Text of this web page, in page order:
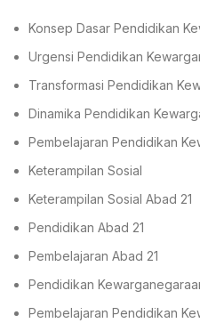
Konsep Dasar Pendidikan
Urgensi Pendidikan
Transformasi Pendidikan
Dinamika Pendidikan
Pembelajaran Pendidikan
Keterampilan Sosial
Keterampilan Sosial Abad 21
Pendidikan Abad 21
Pembelajaran Abad 21
Pendidikan
Pembelajaran Pendidikan